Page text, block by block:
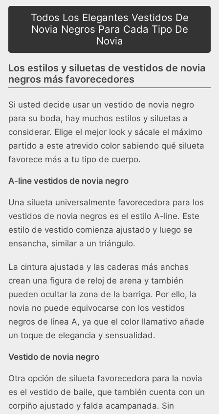
Todos Los Elegantes Vestidos De
Novia Negros Para Cada Tipo De
Novia
Los estilos y siluetas de vestidos de novia
negros más favorecedores
Si usted decide usar un vestido de novia negro
para su boda, hay muchos estilos y siluetas a
considerar. Elige el mejor look y sácale el máximo
partido a este atrevido color sabiendo qué silueta
favorece más a tu tipo de cuerpo.
A-line vestidos de novia negro
Una silueta universalmente favorecedora para los
vestidos de novia negros es el estilo A-line. Este
estilo de vestido comienza ajustado y luego se
ensancha, similar a un triángulo.
La cintura ajustada y las caderas más anchas
crean una figura de reloj de arena y también
pueden ocultar la zona de la barriga. Por ello, la
novia no puede equivocarse con los vestidos
negros de línea A, ya que el color llamativo añade
un toque de elegancia y sensualidad.
Vestido de novia negro
Otra opción de silueta favorecedora para la novia
es el vestido de baile, que también cuenta con un
corpiño ajustado y falda acampanada. Sin